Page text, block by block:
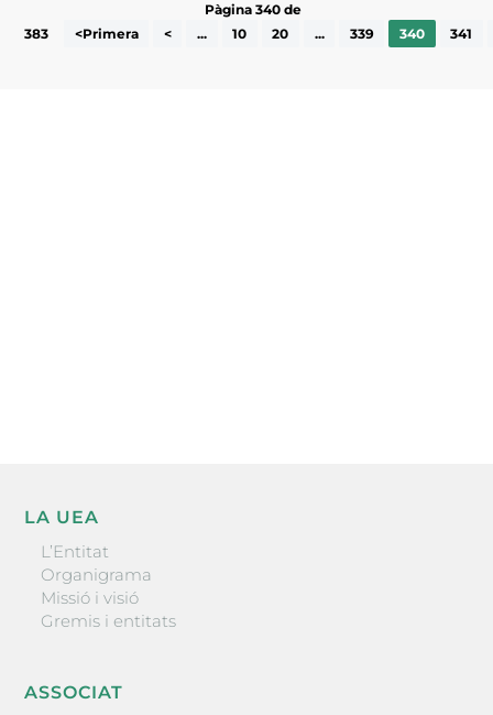
Pàgina 340 de
383
<Primera < ... 10 20 ... 339 340 341
LA UEA
L’Entitat
Organigrama
Missió i visió
Gremis i entitats
ASSOCIAT